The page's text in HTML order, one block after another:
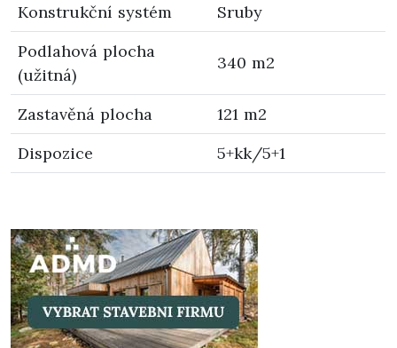
Konstrukční systém
Sruby
Podlahová plocha
(užitná)
340 m2
Zastavěná plocha
121 m2
Dispozice
5+kk/5+1